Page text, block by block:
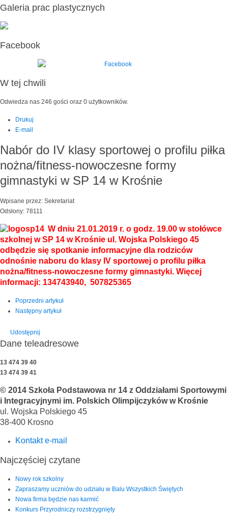
Galeria prac plastycznych
Facebook
W tej chwili
Odwiedza nas 246 gości oraz 0 użytkowników.
Drukuj
E-mail
Nabór do IV klasy sportowej o profilu piłka
nożna/fitness-nowoczesne formy
gimnastyki w SP 14 w Krośnie
Wpisane przez: Sekretariat
Odsłony: 78111
W dniu 21.01.2019 r. o godz. 19.00 w stołówce
szkolnej w SP 14 w Krośnie ul. Wojska Polskiego 45
odbędzie się spotkanie informacyjne dla rodziców
odnośnie naboru do klasy IV sportowej o profilu piłka
nożna/fitness-nowoczesne formy gimnastyki. Więcej
informacji: 134743940, 507825365
Poprzedni artykuł
Następny artykuł
Udostępnij
Dane teleadresowe
13 474 39 40
13 474 39 41
© 2014 Szkoła Podstawowa nr 14 z Oddziałami Sportowymi
i Integracyjnymi im. Polskich Olimpijczyków w Krośnie
ul. Wojska Polskiego 45
38-400 Krosno
Kontakt e-mail
Najczęściej czytane
Nowy rok szkolny
Zapraszamy uczniów do udziału w Balu Wszystkich Świętych
Nowa firma będzie nas karmić
Konkurs Przyrodniczy rozstrzygnięty